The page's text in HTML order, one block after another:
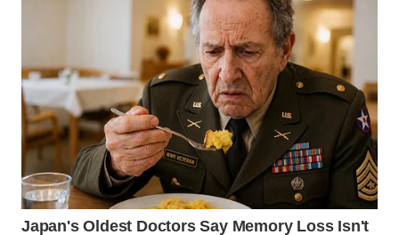
WN DELI
SERDANG
WN
TEBING
TINGGI